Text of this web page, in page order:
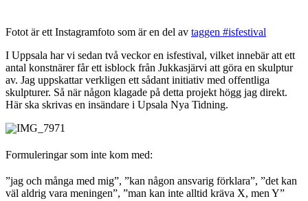
Fotot är ett Instagramfoto som är en del av taggen #isfestival
I Uppsala har vi sedan två veckor en isfestival, vilket innebär att ett
antal konstnärer får ett isblock från Jukkasjärvi att göra en skulptur
av. Jag uppskattar verkligen ett sådant initiativ med offentliga
skulpturer. Så när någon klagade på detta projekt högg jag direkt.
Här ska skrivas en insändare i Upsala Nya Tidning.
Formuleringar som inte kom med:
”jag och många med mig”, ”kan någon ansvarig förklara”, ”det kan
väl aldrig vara meningen”, ”man kan inte alltid kräva X, men Y”